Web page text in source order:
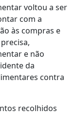
voltou a ser
com a
às compras e
e não
da
contra
recolhidos